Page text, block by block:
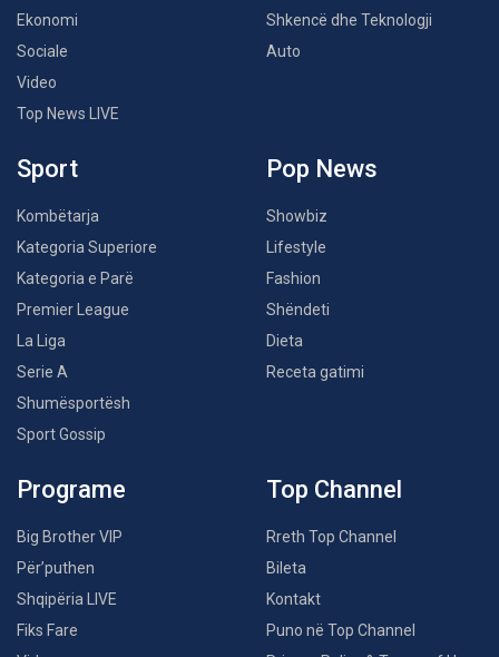
Ekonomi
Sociale
Video
Top News LIVE
Shkencë dhe Teknologji
Auto
Sport
Kombëtarja
Kategoria Superiore
Kategoria e Parë
Premier League
La Liga
Serie A
Shumësportësh
Sport Gossip
Pop News
Showbiz
Lifestyle
Fashion
Shëndeti
Dieta
Receta gatimi
Programe
Big Brother VIP
Për’puthen
Shqipëria LIVE
Fiks Fare
Top Channel
Rreth Top Channel
Bileta
Kontakt
Puno në Top Channel